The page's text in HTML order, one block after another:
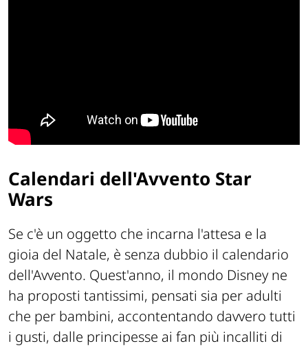
Calendari dell'Avvento Star
Wars
Se c'è un oggetto che incarna l'attesa e la
gioia del Natale, è senza dubbio il calendario
dell'Avvento. Quest'anno, il mondo Disney ne
ha proposti tantissimi, pensati sia per adulti
che per bambini, accontentando davvero tutti
i gusti, dalle principesse ai fan più incalliti di